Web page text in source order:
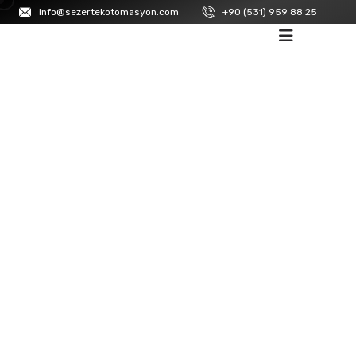
info@sezertekotomasyon.com +90 (531) 959 88 25